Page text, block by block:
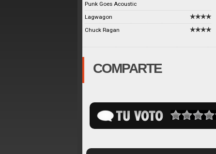
Punk Goes Acoustic
Lagwagon
Chuck Ragan
COMPARTE